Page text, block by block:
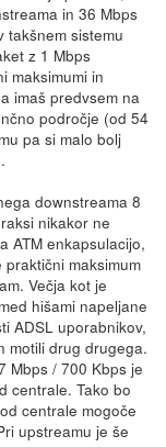
in 36 Mbps
takšnem sistemu
z 1 Mbps
maksimumi in
imaš predvsem na
področje (od 54
pa si malo bolj
downstreama 8
nikakor ne
ATM enkapsulacijo,
maksimum
Večja kot je
hišami napeljane
ADSL uporabnikov,
motili drug drugega.
Mbps / 700 Kbps je
centrale. Tako bo
centrale mogoče
upstreamu je še